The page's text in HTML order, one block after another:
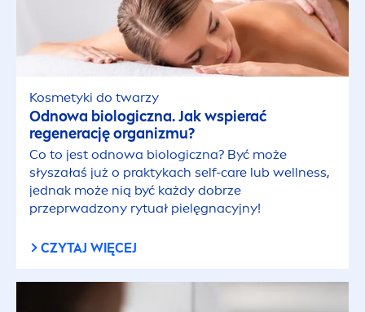
Kosmetyki do twarzy
Odnowa biologiczna. Jak wspierać
regenerację organizmu?
Co to jest odnowa biologiczna? Być może
słyszałaś już o praktykach self-care lub wellness,
jednak może nią być każdy dobrze
przeprwadzony rytuał pielęgnacyjny!
CZYTAJ WIĘCEJ